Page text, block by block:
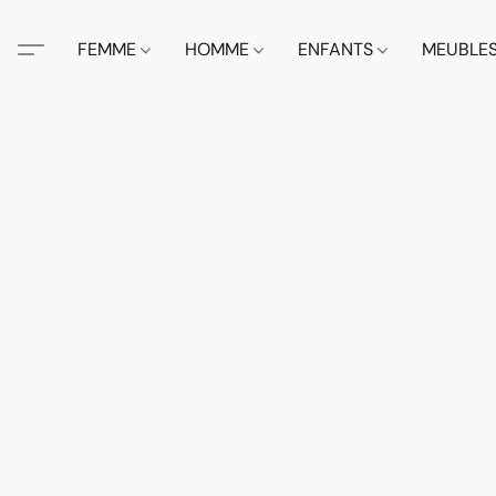
FEMME HOMME ENFANTS